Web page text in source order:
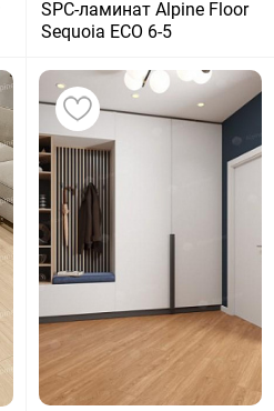
SPC-ламинат Alpine Floor
Sequoia ЕСО 6-5